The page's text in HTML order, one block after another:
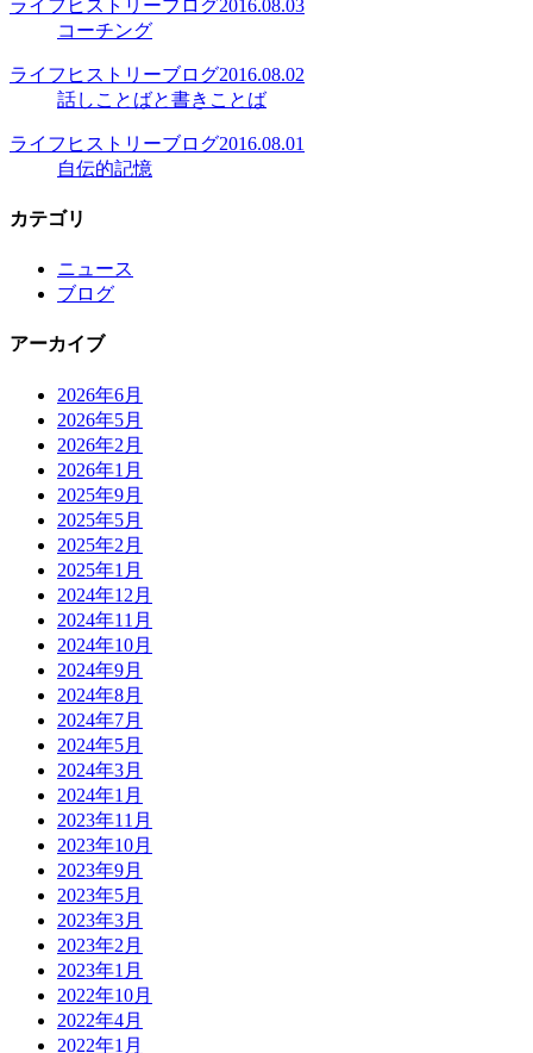
ライフヒストリーブログ2016.08.03
コーチング
ライフヒストリーブログ2016.08.02
話しことばと書きことば
ライフヒストリーブログ2016.08.01
自伝的記憶
カテゴリ
ニュース
ブログ
アーカイブ
2026年6月
2026年5月
2026年2月
2026年1月
2025年9月
2025年5月
2025年2月
2025年1月
2024年12月
2024年11月
2024年10月
2024年9月
2024年8月
2024年7月
2024年5月
2024年3月
2024年1月
2023年11月
2023年10月
2023年9月
2023年5月
2023年3月
2023年2月
2023年1月
2022年10月
2022年4月
2022年1月